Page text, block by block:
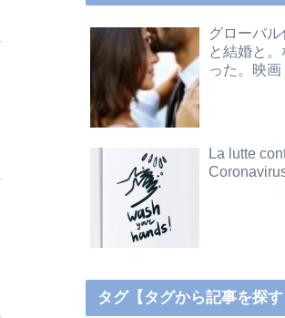
グローバ
と結婚と
った。映画
La lutte
タグ【タグから記事を探す